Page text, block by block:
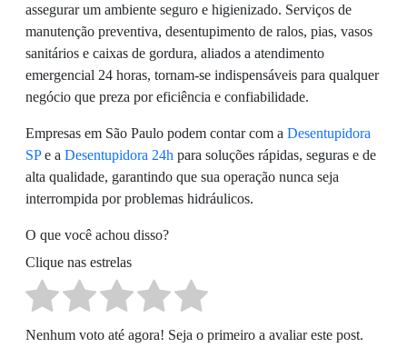
assegurar um ambiente seguro e higienizado. Serviços de
manutenção preventiva, desentupimento de ralos, pias, vasos
sanitários e caixas de gordura, aliados a atendimento
emergencial 24 horas, tornam-se indispensáveis para qualquer
negócio que preza por eficiência e confiabilidade.
Empresas em São Paulo podem contar com a Desentupidora
SPe a Desentupidora 24h para soluções rápidas, seguras e de
alta qualidade, garantindo que sua operação nunca seja
interrompida por problemas hidráulicos.
O que você achou disso?
Clique nas estrelas
Nenhum voto até agora! Seja o primeiro a avaliar este post.